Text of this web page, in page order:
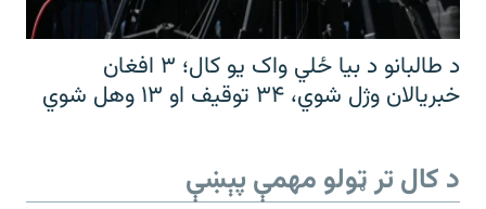
د طالبانو د بیا ځلي واک یو کال؛ ۳ افغان
خبریالان وژل شوي، ۳۴ توقیف او ۱۳ وهل شوي
د کال تر ټولو مهمې پېښې